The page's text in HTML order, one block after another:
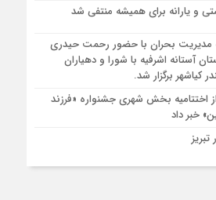
پیکر مطهر آقای شهید ایران – مشهد
آقای شهید ایران – مشهد
حاضر در میدان ثورهالعشرین نجف
و یارانه برای همیشه منتفی شد
بحران با حضور رحمت حیدری
آستانه اشرفیه با شورا و دهیاران
کیاشهر برگزار شد.
اختتامیه بخش شهری جشنواره «فرزند
خبر داد